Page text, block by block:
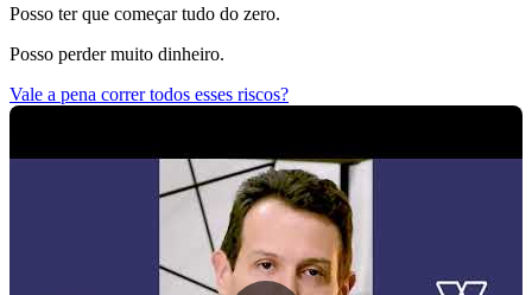
Posso ter que começar tudo do zero.
Posso perder muito dinheiro.
Vale a pena correr todos esses riscos?